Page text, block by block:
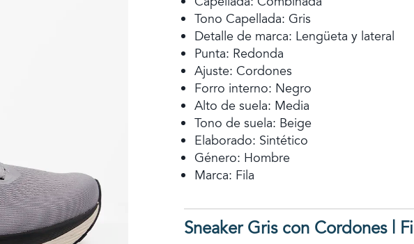
Tono Capellada: Gris
Detalle de marca: Lengüeta y lateral
Punta: Redonda
Ajuste: Cordones
Forro interno: Negro
Alto de suela: Media
Tono de suela: Beige
Elaborado: Sintético
Género: Hombre
Marca: Fila
Sneaker Gris con Cordones |